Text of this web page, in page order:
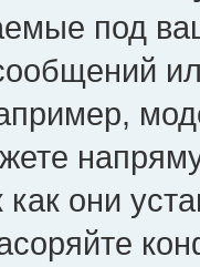
под
они